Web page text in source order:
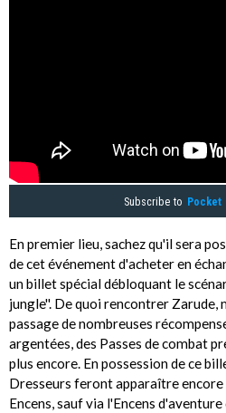
Subscribe to Pocket
En premier lieu, sachez qu'il sera
de cet événement d'acheter en
un billet spécial débloquant le
jungle''. De quoi rencontrer Zarude,
passage de nombreuses
argentées, des Passes de combat
plus encore. En possession de ce
Dresseurs feront apparaître encore
Encens, sauf via l'Encens